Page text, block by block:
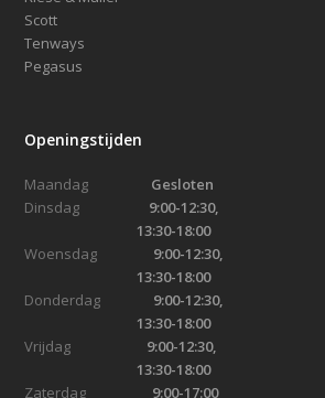
Scott
Tenways
Pegasus
Openingstijden
Maandag Gesloten
Dinsdag 9:00-12:30,
13:30-18:00
Woensdag
9:00-12:30,
13:30-18:00
Donderdag 9:00-12:30,
13:30-18:00
Vrijdag 9:00-12:30,
13:30-18:00
Zaterdag 9:00-17:00